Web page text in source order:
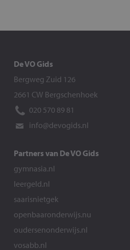
De VO Gids
Bergweg Zuid 126
2661 CW Bergschenhoek
020 570 89 81
info@devogids.nl
Partners van De VO Gids
gymnasia.nl
leergeld.nl
saarisnietgek
openbaaronderwijs.nu
oudersenonderwijs.nl
vosabb.nl